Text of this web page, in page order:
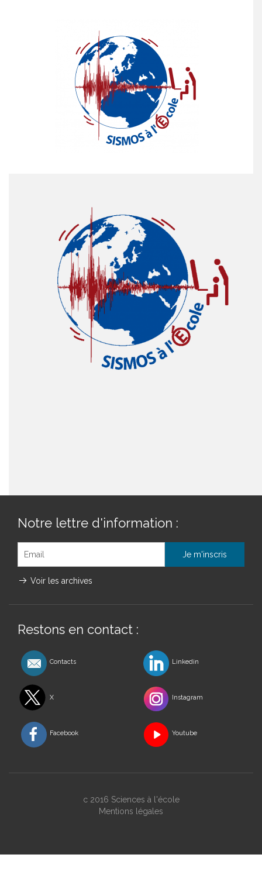
Notre lettre d'information :
Voir les archives
Restons en contact :
Contacts Linkedin
X Instagram
Facebook Youtube
c 2016 Sciences à l'école
Mentions légales